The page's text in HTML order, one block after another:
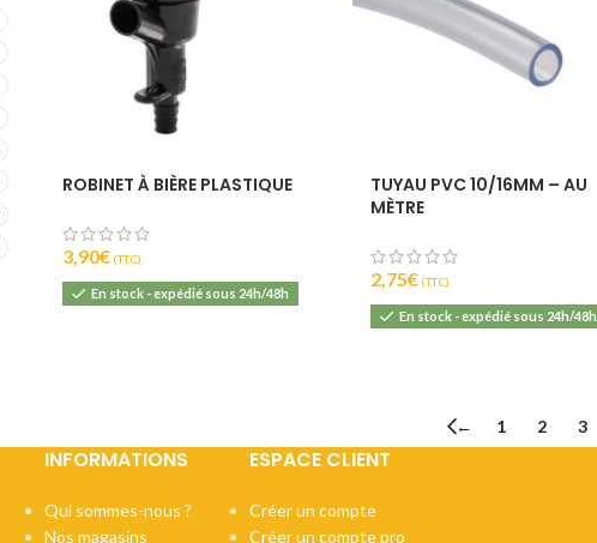
ROBINET À BIÈRE PLASTIQUE
3,90€(T.T.C).
En stock - expédié sous 24h/48h
TUYAU PVC 10/16MM – AU
MÈTRE
2,75€ (T.T.C).
En stock - expédié sous 24h/48h
← 1 2 3
INFORMATIONS
Qui sommes-nous ?
Nos magasins
ESPACE CLIENT
Créer un compte
Créer un compte pro